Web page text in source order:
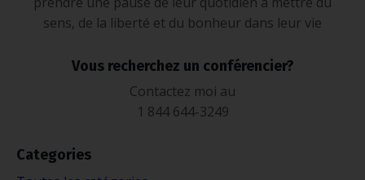
sens, de la liberté et du bonheur dans leur vie
Vous recherchez un conférencier?
Contactez moi au
1 844 644-3249
Categories